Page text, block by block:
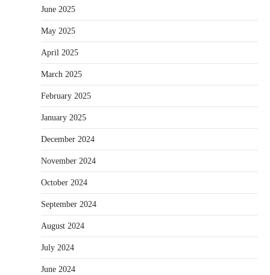
June 2025
May 2025
April 2025
March 2025
February 2025
January 2025
December 2024
November 2024
October 2024
September 2024
August 2024
July 2024
June 2024